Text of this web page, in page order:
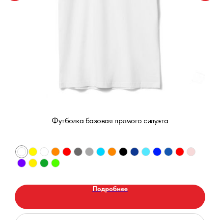
Футболка базовая прямого силуэта
Подробнее